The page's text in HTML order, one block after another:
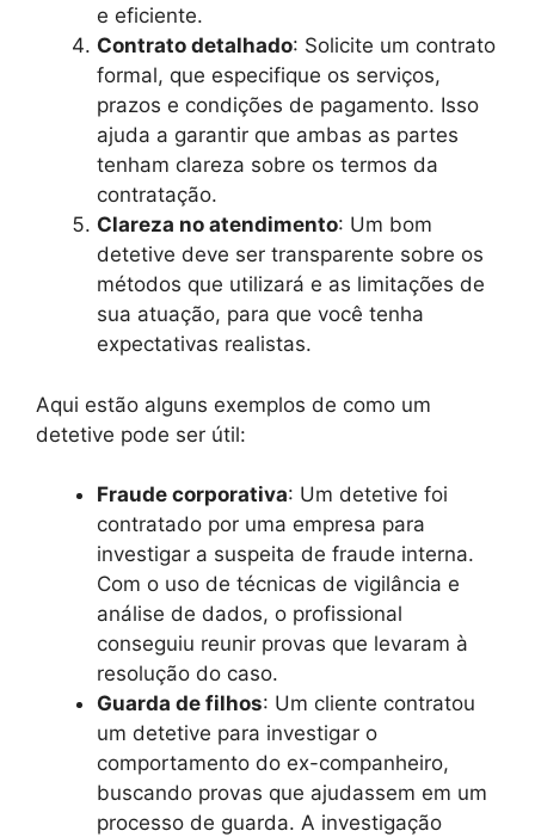
e eficiente.
Contrato detalhado: Solicite um contrato
formal, que especifique os serviços,
prazos e condições de pagamento. Isso
ajuda a garantir que ambas as partes
tenham clareza sobre os termos da
contratação.
Clareza no atendimento: Um bom
detetive deve ser transparente sobre os
métodos que utilizará e as limitações de
sua atuação, para que você tenha
expectativas realistas.
Aqui estão alguns exemplos de como um
detetive pode ser útil:
Fraude corporativa: Um detetive foi
contratado por uma empresa para
investigar a suspeita de fraude interna.
Com o uso de técnicas de vigilância e
análise de dados, o profissional
conseguiu reunir provas que levaram à
resolução do caso.
Guarda de filhos: Um cliente contratou
um detetive para investigar o
comportamento do ex-companheiro,
buscando provas que ajudassem em um
processo de guarda. A investigação